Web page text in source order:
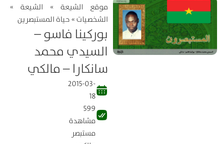
موقع الشیعة» الشيعة»
الشخصيات » حياة المستبصرین
بوركينا فاسو –
السيدي محمد
سانكارا – مالكي
2015-03-
18
599
مشاهدة
مستبصر